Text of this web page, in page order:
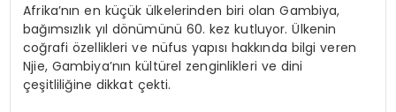
Afrika’nın en küçük ülkelerinden biri olan Gambiya,
bağımsızlık yıl dönümünü 60. kez kutluyor. Ülkenin
coğrafi özellikleri ve nüfus yapısı hakkında bilgi veren
Njie, Gambiya’nın kültürel zenginlikleri ve dini
çeşitliliğine dikkat çekti.